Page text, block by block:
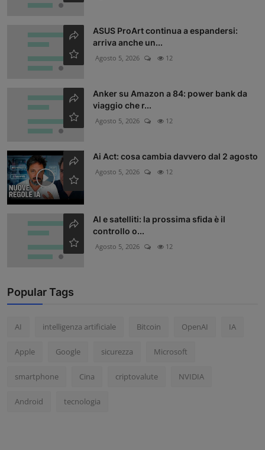
ASUS ProArt continua a espandersi:
arriva anche un...
Agosto 5, 2026 12
Anker su Amazon a 84: power bank da
viaggio che r...
Agosto 5, 2026 12
Ai Act: cosa cambia davvero dal 2 agosto
Agosto 5, 2026 12
AI e satelliti: la prossima sfida è il
controllo o...
Agosto 5, 2026 12
Popular Tags
AI intelligenza artificiale Bitcoin OpenAI IA
Apple Google sicurezza Microsoft
smartphone Cina criptovalute NVIDIA
Android tecnologia